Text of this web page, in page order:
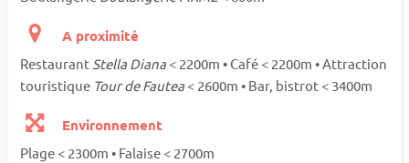
A proximité
Restaurant Stella Diana < 2200m • Café < 2200m • Attraction
touristique Tour de Fautea < 2600m • Bar, bistrot < 3400m
Environnement
Plage < 2300m • Falaise < 2700m